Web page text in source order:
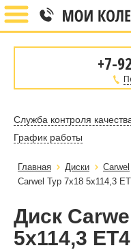
+7-
Служба контроля
График работы
Главная Диски Carwel
Carwel Тур 7x18 5x114,3
Диск
5x114,3